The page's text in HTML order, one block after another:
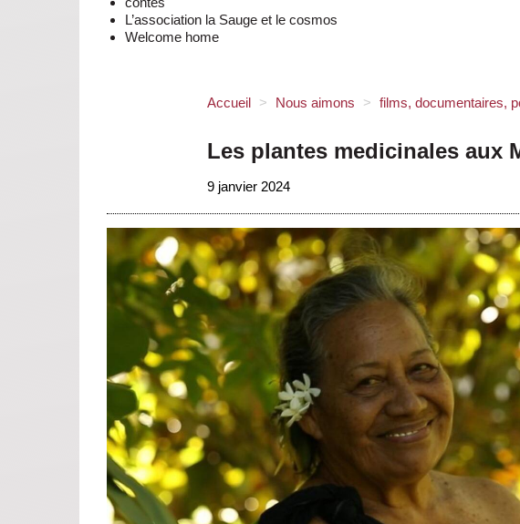
L’association la Sauge et le cosmos
Welcome home
Accueil > Nous aimons > films, documentaires,
Les plantes medicinales aux
9 janvier 2024